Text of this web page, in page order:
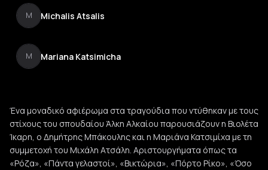
M Michalis Atsalis
M Mariana Katsimicha
Ένα μοναδικό αφιέρωμα στα τραγούδια που ντύθηκαν με τους
στίχους του σπουδαίου Άλκη Αλκαίου παρουσιάζουν η Βιολέτα
Ίκαρη, ο Δημήτρης Μπάκουλης και η Μαριάνα Κατσιμίχα με τη
συμμετοχή του Μιχάλη Ατσάλη. Αριστουργήματα όπως τα
«Ρόζα», «Πάντα γελαστοί», «Βικτώρια», «Πόρτο Ρίκο», «Όσο